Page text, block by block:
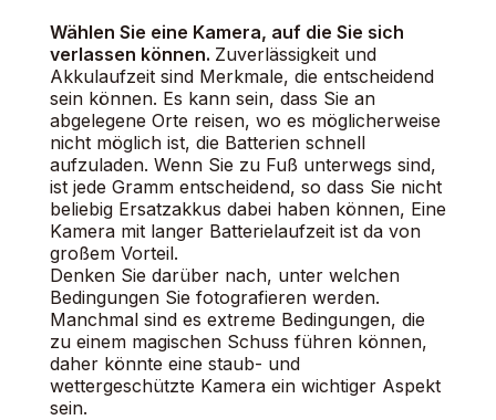
Wählen Sie eine Kamera, auf die Sie sich
verlassen können. Zuverlässigkeit und
Akkulaufzeit sind Merkmale, die entscheidend
sein können. Es kann sein, dass Sie an
abgelegene Orte reisen, wo es möglicherweise
nicht möglich ist, die Batterien schnell
aufzuladen. Wenn Sie zu Fuß unterwegs sind,
ist jede Gramm entscheidend, so dass Sie nicht
beliebig Ersatzakkus dabei haben können, Eine
Kamera mit langer Batterielaufzeit ist da von
großem Vorteil.
Denken Sie darüber nach, unter welchen
Bedingungen Sie fotografieren werden.
Manchmal sind es extreme Bedingungen, die
zu einem magischen Schuss führen können,
daher könnte eine staub- und
wettergeschützte Kamera ein wichtiger Aspekt
sein.